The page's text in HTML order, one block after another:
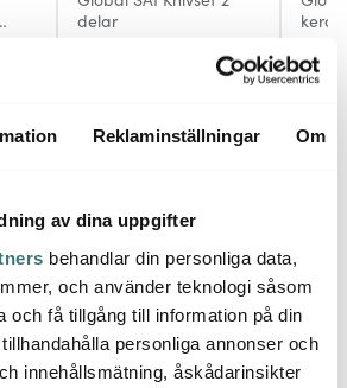
Reklaminställningar Om
av dina uppgifter
behandlar din personliga data,
och använder teknologi såsom
och få tillgång till information på din
personliga annonser och
innehållsmätning, åskådarinsikter
delar
629
av våra kunder